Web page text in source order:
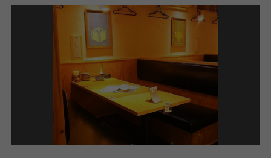
・世の中にないものを提案していきたい方
・人と接し、人を喜ばせるのが好きな方
・キャリアアップしたいなど成長意欲のある方